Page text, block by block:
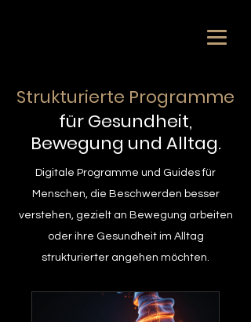
Strukturierte Programme
für Gesundheit,
Bewegung und Alltag.
Digitale Programme und Guides für
Menschen, die Beschwerden besser
verstehen, gezielt an Bewegung arbeiten
oder ihre Gesundheit im Alltag
strukturierter angehen möchten.